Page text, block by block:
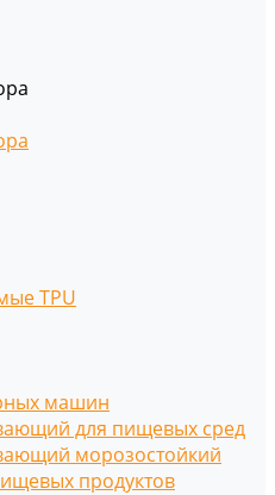
TPU
машин
для пищевых сред
морозостойкий
продуктов